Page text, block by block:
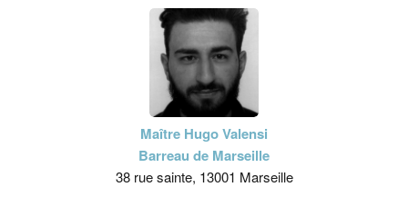
Maître Hugo Valensi
Barreau de Marseille
38 rue sainte, 13001 Marseille